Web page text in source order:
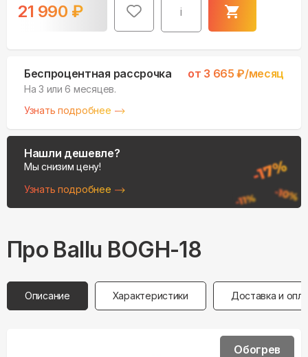
21 990 ₽ i
Беспроцентная рассрочка от 3 665 ₽/месяц
На 3 или 6 месяцев.
Узнать подробнее
Нашли дешевле?
Мы снизим цену!
Узнать подробнее
Про Ballu BOGH-18
Описание Характеристики Доставка и
Обогрев